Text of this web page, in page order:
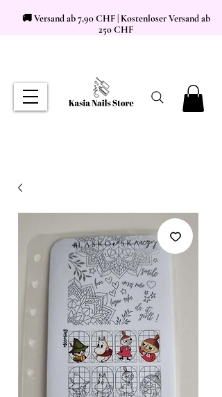
🚚 Versand ab 7,90 CHF | Kostenloser Versand ab
250 CHF